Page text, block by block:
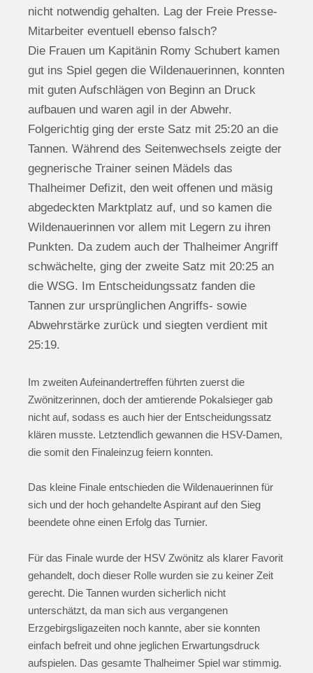
nicht notwendig gehalten. Lag der Freie Presse-
Mitarbeiter eventuell ebenso falsch?
Die Frauen um Kapitänin Romy Schubert kamen
gut ins Spiel gegen die Wildenauerinnen, konnten
mit guten Aufschlägen von Beginn an Druck
aufbauen und waren agil in der Abwehr.
Folgerichtig ging der erste Satz mit 25:20 an die
Tannen. Während des Seitenwechsels zeigte der
gegnerische Trainer seinen Mädels das
Thalheimer Defizit, den weit offenen und mäsig
abgedeckten Marktplatz auf, und so kamen die
Wildenauerinnen vor allem mit Legern zu ihren
Punkten. Da zudem auch der Thalheimer Angriff
schwächelte, ging der zweite Satz mit 20:25 an
die WSG. Im Entscheidungssatz fanden die
Tannen zur ursprünglichen Angriffs- sowie
Abwehrstärke zurück und siegten verdient mit
25:19.
Im zweiten Aufeinandertreffen führten zuerst die
Zwönitzerinnen, doch der amtierende Pokalsieger gab
nicht auf, sodass es auch hier der Entscheidungssatz
klären musste. Letztendlich gewannen die HSV-Damen,
die somit den Finaleinzug feiern konnten.
Das kleine Finale entschieden die Wildenauerinnen für
sich und der hoch gehandelte Aspirant auf den Sieg
beendete ohne einen Erfolg das Turnier.
Für das Finale wurde der HSV Zwönitz als klarer Favorit
gehandelt, doch dieser Rolle wurden sie zu keiner Zeit
gerecht. Die Tannen wurden sicherlich nicht
unterschätzt, da man sich aus vergangenen
Erzgebirgsligazeiten noch kannte, aber sie konnten
einfach befreit und ohne jeglichen Erwartungsdruck
aufspielen. Das gesamte Thalheimer Spiel war stimmig.